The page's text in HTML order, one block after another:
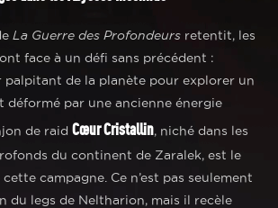
La Guerre des Profondeursretentit, les
face à un défi sans précédent :
de la planète pour explorer un
déformé par une ancienne énergie
de raid Cœur Cristallin, niché dans les
du continent de Zaralek, est le
campagne. Ce n’est pas seulement
du legs de Neltharion, mais il recèle